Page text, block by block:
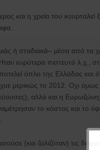
και η χρεία του
ή σταδιακά– μέσα από τα
ευρύτερα πιστευτό λ.χ.,
όπλο της Ελλάδας και
μερικώς το 2012. Οχι
αλλά και η
το κόστος και το
(και ζαλιζόταν) τις